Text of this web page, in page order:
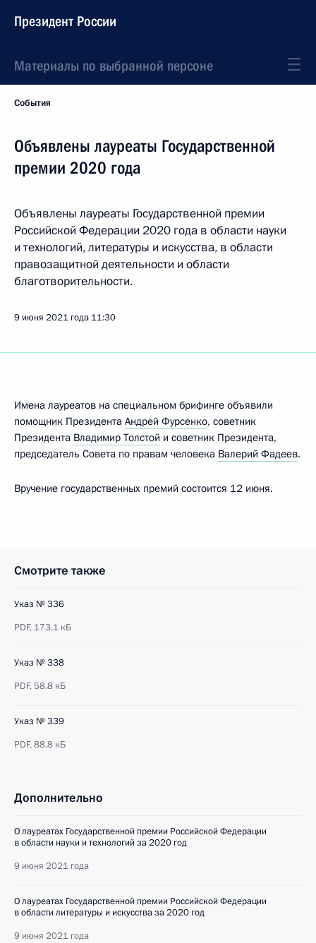
Президент России
Материалы по выбранной персоне
События
Объявлены лауреаты Государственной
премии 2020 года
Объявлены лауреаты Государственной премии
Российской Федерации 2020 года в области науки
и технологий, литературы и искусства, в области
правозащитной деятельности и области
благотворительности.
9 июня 2021 года 11:30
Имена лауреатов на специальном брифинге объявили
помощник Президента Андрей Фурсенко, советник
Президента Владимир Толстой и советник Президента,
председатель Совета по правам человека Валерий Фадеев.
Вручение государственных премий состоится 12 июня.
Смотрите также
Указ № 336
PDF, 173.1 кБ
Указ № 338
PDF,58.8 кБ
Указ № 339
PDF,88.8 кБ
Дополнительно
О лауреатах Государственной премии Российской Федерации
в области науки и технологий за 2020 год
9 июня 2021 года
О лауреатах Государственной премии Российской Федерации
в области литературы и искусства за 2020 год
9 июня 2021 года